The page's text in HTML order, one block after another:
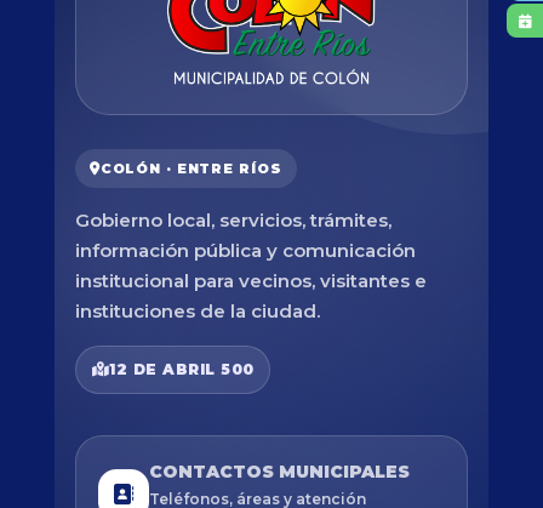
COLÓN · ENTRE RÍOS
Gobierno local, servicios, trámites,
información pública y comunicación
institucional para vecinos, visitantes e
instituciones de la ciudad.
12 DE ABRIL 500
CONTACTOS MUNICIPALES
Teléfonos, áreas y atención